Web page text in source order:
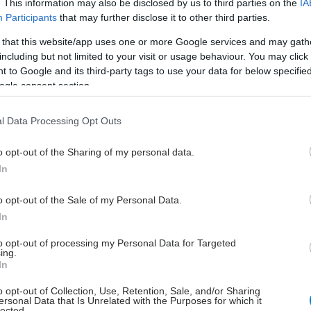
This information may also be disclosed by us to third parties on the
Participants that may further disclose it to other third parties.
that this website/app uses one or more Google services and may
but not limited to your visit or usage behaviour. You may
to Google and its third-party tags to use your data for below
consent section.
Data Processing Opt Outs
opt-out of the Sharing of my personal data.
opt-out of the Sale of my Personal Data.
opt-out of processing my Personal Data for Targeted
opt-out of Collection, Use, Retention, Sale, and/or Sharing
Data that Is Unrelated with the Purposes for which it
και παραμένουν σημαντικές προκλήσεις, όπως
εγκέφαλο και η ομοιόμορφη κατανομή της
επιδιόρθωσης.
ο συν-πρώτος συγγραφέας Λούκας Κίσλινγκ,
απευθείας στην αιτία της νόσου, δηλαδή στο
γονίδιο
το iatronet.gr στο Discover
στοχεύει σε εξοικονόμηση κόστους 2,5 δισ.